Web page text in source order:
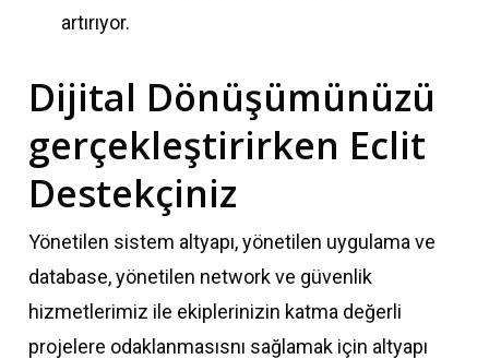
artırıyor.
Dijital Dönüşümünüzü
gerçekleştirirken Eclit
Destekçiniz
Yönetilen sistem altyapı, yönetilen uygulama ve
database, yönetilen network ve güvenlik
hizmetlerimiz ile ekiplerinizin katma değerli
projelere odaklanmasısnı sağlamak için altyapı